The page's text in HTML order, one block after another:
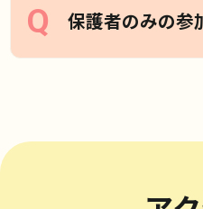
を行う場合もござ
はい、問題ござい
保護者のみの参
る方も多数いらっ
ます。あわせて、